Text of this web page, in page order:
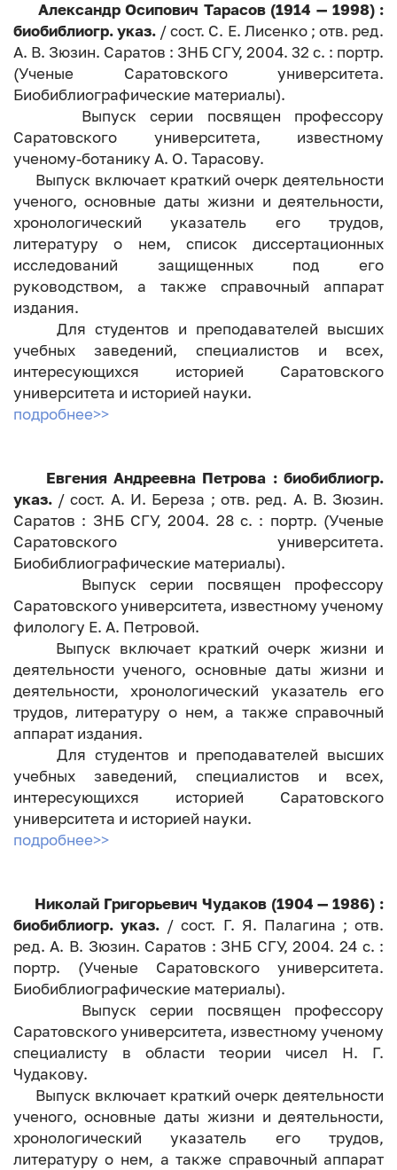
Александр Осипович Тарасов (1914 — 1998) :
биобиблиогр. указ./ сост. С. Е. Лисенко ; отв. ред.
А. В. Зюзин. Саратов : ЗНБ СГУ, 2004. 32 с. : портр.
(Ученые Саратовского университета.
Биобиблиографические материалы).
Выпуск серии посвящен профессору
Саратовского университета, известному
ученому-ботанику А. О. Тарасову.
Выпуск включает краткий очерк деятельности
ученого, основные даты жизни и деятельности,
хронологический указатель его трудов,
литературу о нем, список диссертационных
исследований защищенных под его
руководством, а также справочный аппарат
издания.
Для студентов и преподавателей высших
учебных заведений, специалистов и всех,
интересующихся историей Саратовского
университета и историей науки.
подробнее>>
Евгения Андреевна Петрова : биобиблиогр.
указ./ сост. А. И. Береза ; отв. ред. А. В. Зюзин.
Саратов : ЗНБ СГУ, 2004. 28 с. : портр. (Ученые
Саратовского университета.
Биобиблиографические материалы).
Выпуск серии посвящен профессору
Саратовского университета, известному ученому
филологу Е. А. Петровой.
Выпуск включает краткий очерк жизни и
деятельности ученого, основные даты жизни и
деятельности, хронологический указатель его
трудов, литературу о нем, а также справочный
аппарат издания.
Для студентов и преподавателей высших
учебных заведений, специалистов и всех,
интересующихся историей Саратовского
университета и историей науки.
подробнее>>
Николай Григорьевич Чудаков (1904 — 1986) :
биобиблиогр. указ. / сост. Г. Я. Палагина ; отв.
ред. А. В. Зюзин. Саратов : ЗНБ СГУ, 2004. 24 с. :
портр. (Ученые Саратовского университета.
Биобиблиографические материалы).
Выпуск серии посвящен профессору
Саратовского университета, известному ученому
специалисту в области теории чисел Н. Г.
Чудакову.
Выпуск включает краткий очерк деятельности
ученого, основные даты жизни и деятельности,
хронологический указатель его трудов,
литературу о нем, а также справочный аппарат